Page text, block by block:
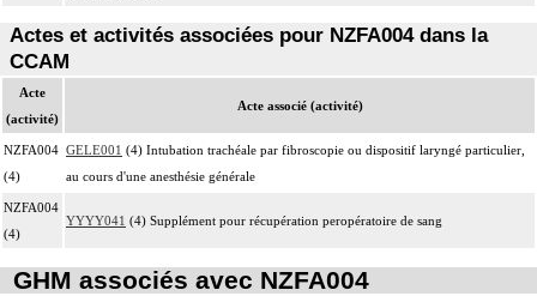
Actes et activités associées pour NZFA004 dans la
CCAM
Acte
(activité)
Acte associé (activité)
NZFA004
(4)
GELE001 (4) Intubation trachéale par fibroscopie ou dispositif laryngé particulier,
au cours d'une anesthésie générale
NZFA004
(4)
YYYY041 (4) Supplément pour récupération peropératoire de sang
GHM associés avec NZFA004